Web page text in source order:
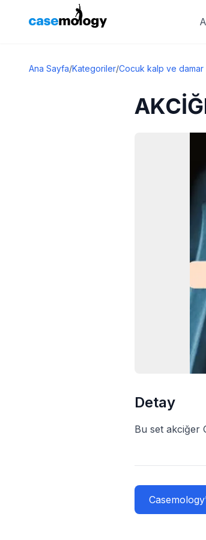
Ana Sayfa/Kategoriler/Cocuk kalp ve damar
Detay
Bu set akciğer